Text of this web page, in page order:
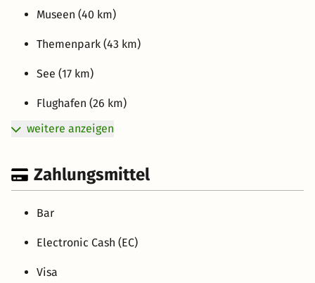
Museen (40 km)
Themenpark (43 km)
See (17 km)
Flughafen (26 km)
weitere anzeigen
Zahlungsmittel
Bar
Electronic Cash (EC)
Visa